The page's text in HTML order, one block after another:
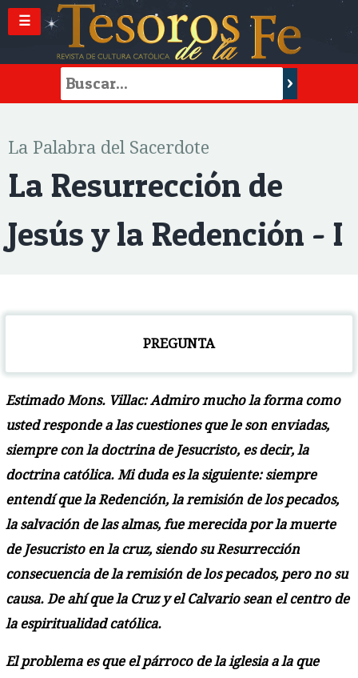
☰
La Palabra del Sacerdote
La Resurrección de
Jesús y la Redención - I
PREGUNTA
Estimado Mons. Villac: Admiro mucho la forma como
usted responde a las cuestiones que le son enviadas,
siempre con la doctrina de Jesucristo, es decir, la
doctrina católica. Mi duda es la siguiente: siempre
entendí que la Redención, la remisión de los pecados,
la salvación de las almas, fue merecida por la muerte
de Jesucristo en la cruz, siendo su Resurrección
consecuencia de la remisión de los pecados, pero no su
causa. De ahí que la Cruz y el Calvario sean el centro de
la espiritualidad católica.
El problema es que el párroco de la iglesia a la que